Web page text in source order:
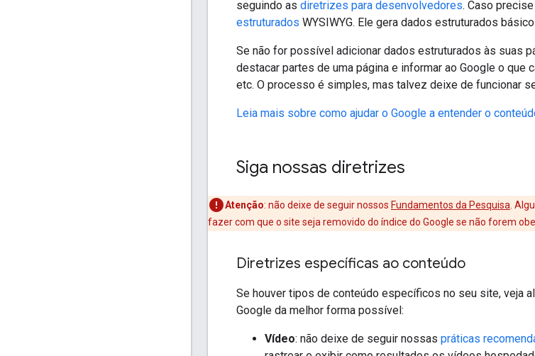
seguindo as diretrizes para desenvolvedores. Caso
estruturados WYSIWYG. Ele gera dados estruturados
Se não for possível adicionar dados estruturados às suas
destacar partes de uma página e informar ao Google o
etc. O processo é simples, mas talvez deixe de funcionar
Leia mais sobre como ajudar o Google a entender o
Siga nossas diretrizes
Atenção: não deixe de seguir nossos Fundamentos da Pesquisa .
fazer com que o site seja removido do índice do Google se não forem
Diretrizes específicas ao conteúdo
Se houver tipos de conteúdo específicos no seu site, veja
Google da melhor forma possível:
Vídeo: não deixe de seguir nossas práticas